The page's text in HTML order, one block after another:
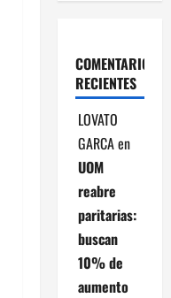
COMENTARIOS
RECIENTES
LOVATO
GARCAen
UOM
reabre
paritarias:
buscan
10% de
aumento